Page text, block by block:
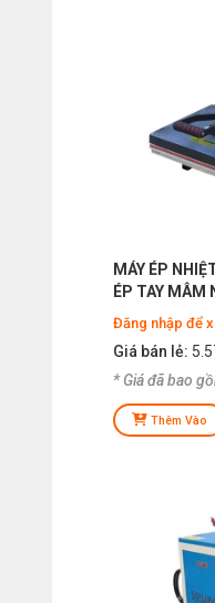
MÁY ÉP
ÉP TAY MÂM
40X60 HIỆU
Đăng nhập để
Giá bán lẻ:
* Giá đã bao
Thêm Vào